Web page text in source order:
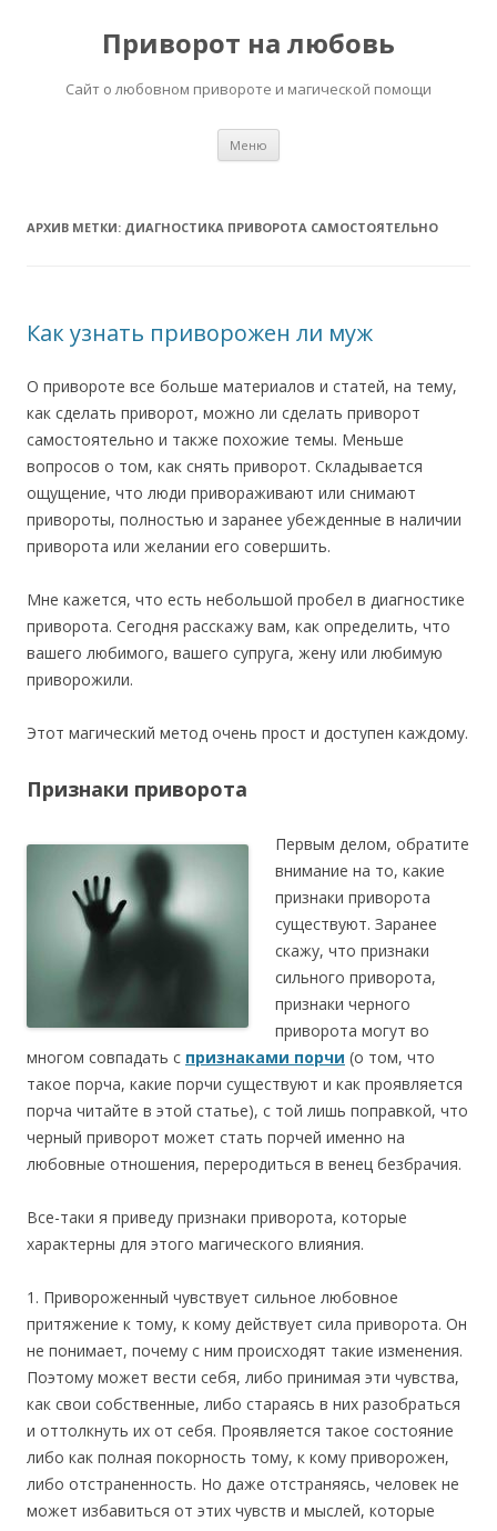
Приворот на любовь
Сайт о любовном привороте и магической помощи
Меню
АРХИВ МЕТКИ: ДИАГНОСТИКА ПРИВОРОТА САМОСТОЯТЕЛЬНО
Как узнать приворожен ли муж
О привороте все больше материалов и статей, на тему,
как сделать приворот, можно ли сделать приворот
самостоятельно и также похожие темы. Меньше
вопросов о том, как снять приворот. Складывается
ощущение, что люди привораживают или снимают
привороты, полностью и заранее убежденные в наличии
приворота или желании его совершить.
Мне кажется, что есть небольшой пробел в диагностике
приворота. Сегодня расскажу вам, как определить, что
вашего любимого, вашего супруга, жену или любимую
приворожили.
Этот магический метод очень прост и доступен каждому.
Признаки приворота
Первым делом, обратите
внимание на то, какие
признаки приворота
существуют. Заранее
скажу, что признаки
сильного приворота,
признаки черного
приворота могут во
многом совпадать с признаками порчи (о том, что
такое порча, какие порчи существуют и как проявляется
порча читайте в этой статье), с той лишь поправкой, что
черный приворот может стать порчей именно на
любовные отношения, переродиться в венец безбрачия.
Все-таки я приведу признаки приворота, которые
характерны для этого магического влияния.
1. Привороженный чувствует сильное любовное
притяжение к тому, к кому действует сила приворота. Он
не понимает, почему с ним происходят такие изменения.
Поэтому может вести себя, либо принимая эти чувства,
как свои собственные, либо стараясь в них разобраться
и оттолкнуть их от себя. Проявляется такое состояние
либо как полная покорность тому, к кому приворожен,
либо отстраненность. Но даже отстраняясь, человек не
может избавиться от этих чувств и мыслей, которые